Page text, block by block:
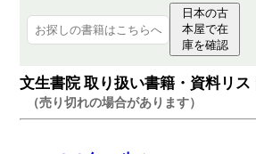
日本の古
本屋で在
庫を確認
文生書院 取り扱い書籍・資料リス
（売り切れの場合があります）